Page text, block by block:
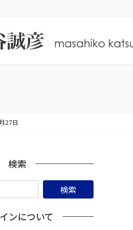
27日
検索
ンについて